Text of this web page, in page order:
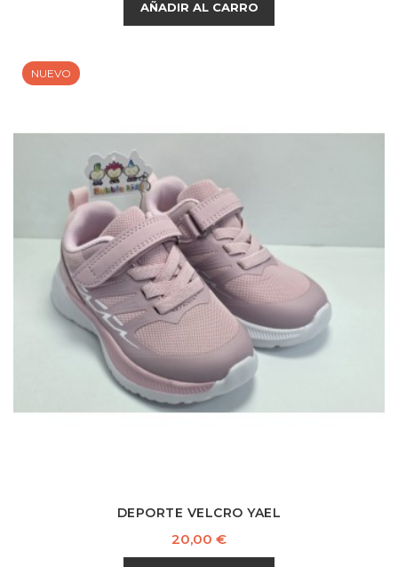
AÑADIR AL CARRO
NUEVO
DEPORTE VELCRO YAEL
Precio
20,00 €